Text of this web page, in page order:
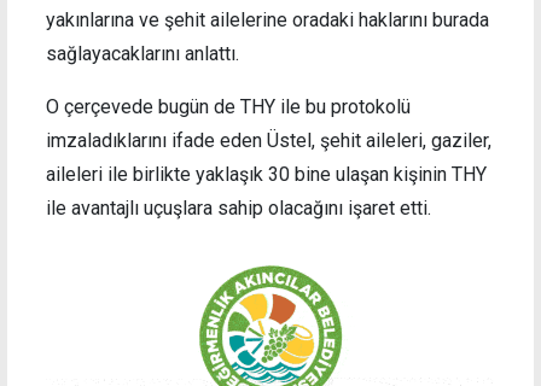
yakınlarına ve şehit ailelerine oradaki haklarını burada
sağlayacaklarını anlattı.
O çerçevede bugün de THY ile bu protokolü
imzaladıklarını ifade eden Üstel, şehit aileleri, gaziler,
aileleri ile birlikte yaklaşık 30 bine ulaşan kişinin THY
ile avantajlı uçuşlara sahip olacağını işaret etti.